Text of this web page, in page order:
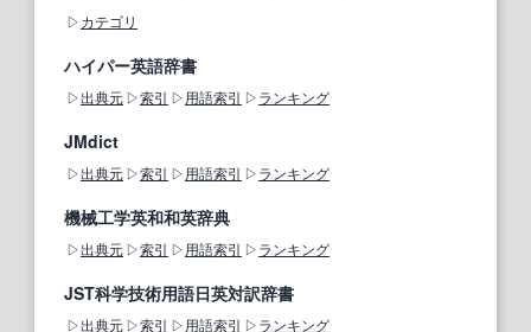
カテゴリ
ハイパー英語辞書
出典元 索引 用語索引 ランキング
JMdict
出典元 索引 用語索引 ランキング
機械工学英和和英辞典
出典元 索引 用語索引 ランキング
JST科学技術用語日英対訳辞書
出典元 索引 用語索引 ランキング